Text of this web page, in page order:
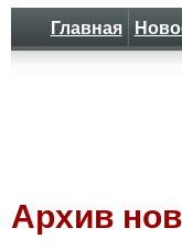
Главная
Архив